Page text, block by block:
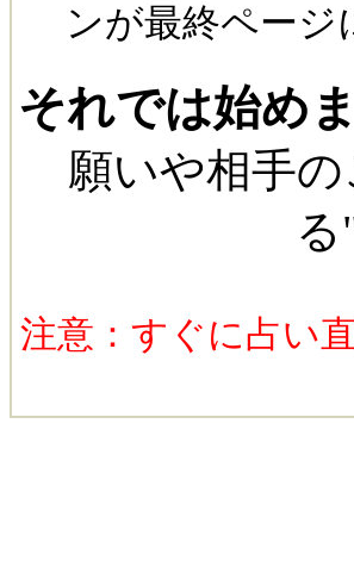
ンが最終ペー
それでは始め
願いや相手
注意：すぐに占い